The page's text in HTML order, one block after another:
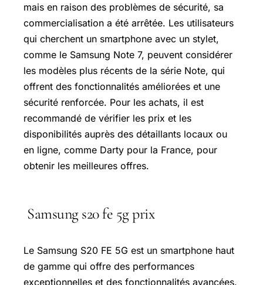
mais en raison des problèmes de sécurité, sa
commercialisation a été arrêtée. Les utilisateurs
qui cherchent un smartphone avec un stylet,
comme le Samsung Note 7, peuvent considérer
les modèles plus récents de la série Note, qui
offrent des fonctionnalités améliorées et une
sécurité renforcée. Pour les achats, il est
recommandé de vérifier les prix et les
disponibilités auprès des détaillants locaux ou
en ligne, comme Darty pour la France, pour
obtenir les meilleures offres.
Samsung s20 fe 5g prix
Le Samsung S20 FE 5G est un smartphone haut
de gamme qui offre des performances
exceptionnelles et des fonctionnalités avancées.